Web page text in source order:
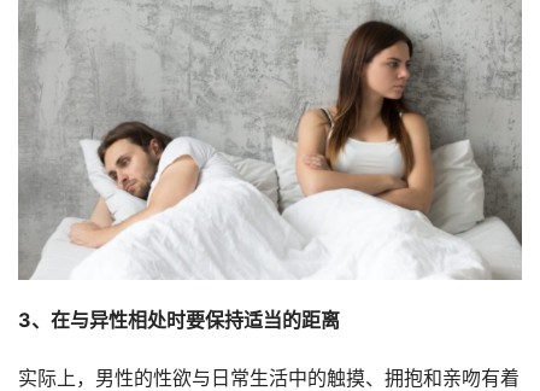
3、在与异性相处时要保持适当的距离
实际上，男性的性欲与日常生活中的触摸、拥抱和亲吻有着